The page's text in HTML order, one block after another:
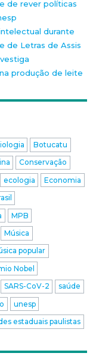
de rever políticas
durante
de Letras de Assis
produção de leite
Botucatu
Conservação
ecologia
Economia
MPB
Música
popular
Nobel
SARS-CoV-2
saúde
unesp
estaduais paulistas